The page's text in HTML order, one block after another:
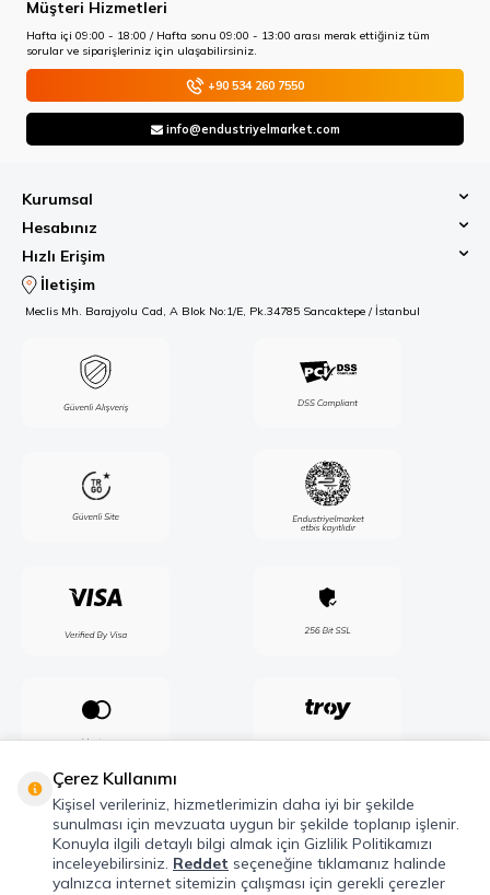
Müşteri Hizmetleri
Hafta içi 09:00 - 18:00 / Hafta sonu 09:00 - 13:00 arası merak ettiğiniz tüm
sorular ve siparişleriniz için ulaşabilirsiniz.
+90 534 260 7550
info@endustriyelmarket.com
Kurumsal
Hesabınız
Hızlı Erişim
İletişim
Meclis Mh. Barajyolu Cad, A Blok No:1/E, Pk.34785 Sancaktepe / İstanbul
Çerez Kullanımı
Kişisel verileriniz, hizmetlerimizin daha iyi bir şekilde
sunulması için mevzuata uygun bir şekilde toplanıp işlenir.
Konuyla ilgili detaylı bilgi almak için Gizlilik Politikamızı
inceleyebilirsiniz. Reddet seçeneğine tıklamanız halinde
yalnızca internet sitemizin çalışması için gerekli çerezler